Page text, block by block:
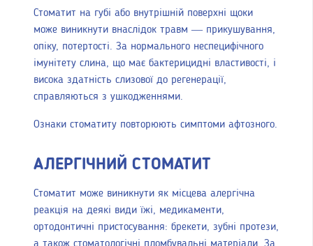
Стоматит на губі або внутрішній поверхні щоки
може виникнути внаслідок травм — прикушування,
опіку, потертості. За нормального неспецифічного
імунітету слина, що має бактерицидні властивості, і
висока здатність слизової до регенерації,
справляються з ушкодженнями.
Ознаки стоматиту повторюють симптоми афтозного.
АЛЕРГІЧНИЙ СТОМАТИТ
Стоматит може виникнути як місцева алергічна
реакція на деякі види їжі, медикаменти,
ортодонтичні пристосування: брекети, зубні протези,
а також стоматологічні пломбувальні матеріали. За